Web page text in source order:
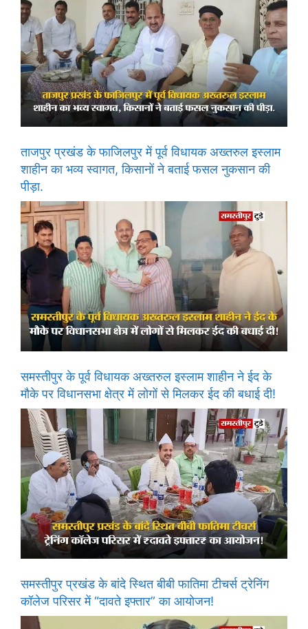
ताजपुर प्रखंड के फाजिलपुर में पूर्व विधायक अख्तरुल इस्लाम
शाहीन का भव्य स्वागत, किसानों ने बताई फसल नुकसान की
पीड़ा.
समस्तीपुर के पूर्व विधायक अख्तरुल इस्लाम शाहीन ने ईद के
मौके पर विधानसभा क्षेत्र में लोगों से मिलकर ईद की बधाई दी!
समस्तीपुर प्रखंड के बांदे स्थित बीबी फातिमा टीचर्स ट्रेनिंग
कॉलेज परिसर में “दावते इफ्तार” का आयोजन!